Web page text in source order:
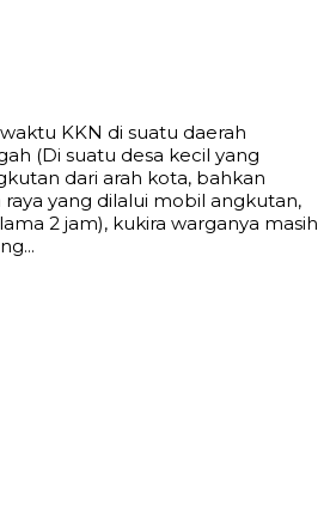
KKN di suatu daerah
(Di suatu desa kecil yang
dari arah kota, bahkan
yang dilalui mobil angkutan,
2 jam), kukira warganya masih